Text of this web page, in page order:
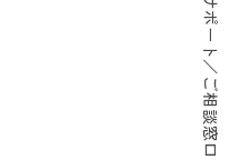
サポート／ご相談窓口